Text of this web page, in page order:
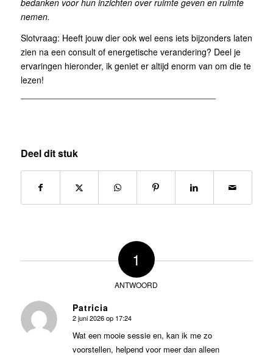
nemen.
Slotvraag: Heeft jouw dier ook wel eens iets bijzonders laten
zien na een consult of energetische verandering? Deel je
ervaringen hieronder, ik geniet er altijd enorm van om die te
lezen!
Deel dit stuk
1
ANTWOORD
Patricia
zegt:
2 juni 2026 op 17:24
Wat een mooie sessie en, kan ik me zo
voorstellen, helpend voor meer dan alleen